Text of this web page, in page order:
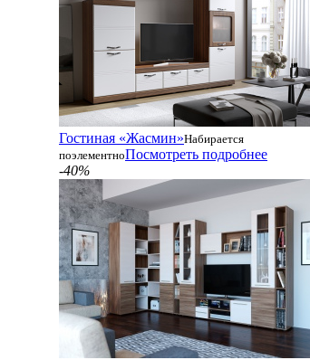
Гостиная «Жасмин»Набирается
поэлементноПосмотреть подробнее
-40%